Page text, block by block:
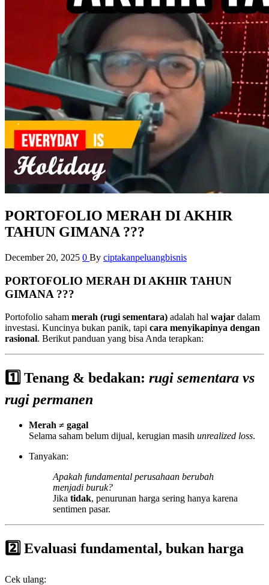
PORTOFOLIO MERAH DI AKHIR
TAHUN GIMANA ???
December 20, 2025 0 By ciptakanpeluangbisnis
PORTOFOLIO MERAH DI AKHIR TAHUN
GIMANA ???
Portofolio saham merah (rugi sementara) adalah hal wajar dalam
investasi. Kuncinya bukan panik, tapi cara menyikapinya dengan
rasional. Berikut panduan yang bisa Anda terapkan:
1️⃣ Tenang & bedakan: rugi sementara vs
rugi permanen
Merah ≠ gagal
Selama saham belum dijual, kerugian masih unrealized loss.
Tanyakan:
Apakah fundamental perusahaan berubah
menjadi buruk?
Jika tidak, penurunan harga sering hanya karena
sentimen pasar.
2️⃣ Evaluasi fundamental, bukan harga
Cek ulang: